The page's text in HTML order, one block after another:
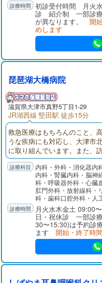
初診受付時間 月火
診 紹介制 一部診療
が異なります。 開
めします
琵琶湖大橋病院
滋賀県大津市真野5丁目1-29
JR湖西線 堅田駅 徒歩15分
救急医療はもちろんのこと、
うな疾病にも対応し、大津市
に取り組んでいます。また、
療のみならず、老人療養等、
ム・デイサービス、住宅型有
齢化社会を見据え医療と介
立しました。また、当院の
ており、若き医師の研修病院
内科・外科・消化器内
内科・腎臓内科・脳神
科・呼吸器外科・心臓
肛門外科・放射線科・
科・歯科口腔外科・人
月火水木金土 09:00
日・祝休診 一部診
30〜15:30)は予約診
ます 開始・終了時